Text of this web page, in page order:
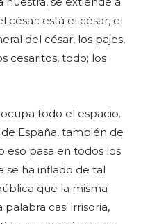
césar: está el césar, el
del césar, los pajes,
cesaritos, todo; los
todo el espacio.
España, también de
eso pasa en todos los
se ha inflado de tal
que la misma
casi irrisoria,